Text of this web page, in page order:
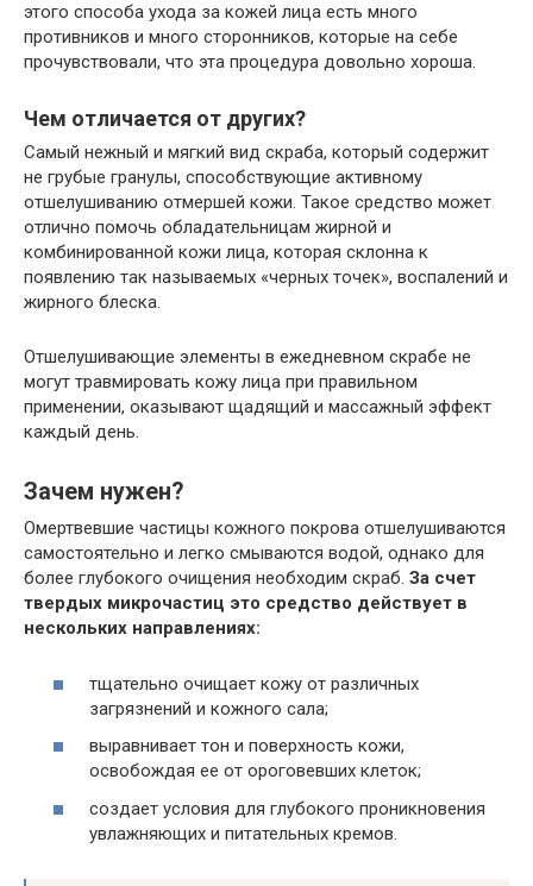
этого способа ухода за кожей лица есть много
противников и много сторонников, которые на себе
прочувствовали, что эта процедура довольно хороша.
Чем отличается от других?
Самый нежный и мягкий вид скраба, который содержит
не грубые гранулы, способствующие активному
отшелушиванию отмершей кожи. Такое средство может
отлично помочь обладательницам жирной и
комбинированной кожи лица, которая склонна к
появлению так называемых «черных точек», воспалений и
жирного блеска.
Отшелушивающие элементы в ежедневном скрабе не
могут травмировать кожу лица при правильном
применении, оказывают щадящий и массажный эффект
каждый день.
Зачем нужен?
Омертвевшие частицы кожного покрова отшелушиваются
самостоятельно и легко смываются водой, однако для
более глубокого очищения необходим скраб. За счет
твердых микрочастиц это средство действует в
нескольких направлениях:
тщательно очищает кожу от различных
загрязнений и кожного сала;
выравнивает тон и поверхность кожи,
освобождая ее от ороговевших клеток;
создает условия для глубокого проникновения
увлажняющих и питательных кремов.